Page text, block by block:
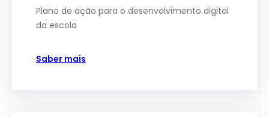
Plano de ação para o desenvolvimento digital
da escola
Saber mais